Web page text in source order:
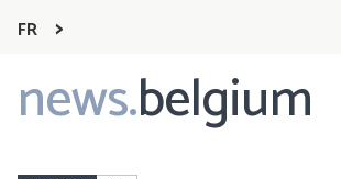
FR
news.belgium
Main
navigation